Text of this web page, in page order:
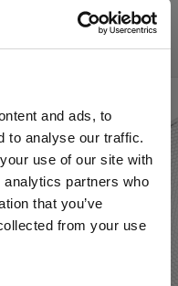
and ads, to
to analyse our traffic.
use of our site with
partners who
that you’ve
from your use